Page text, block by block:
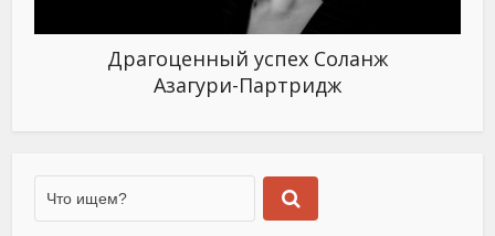
Драгоценный успех Соланж
Азагури-Партридж